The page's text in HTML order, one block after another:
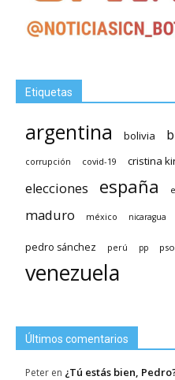
Etiquetas
argentina bolivia
corrupción covid-19 cristina
elecciones españa
maduro méxico nicaragua
pedro sánchez perú pp
venezuela
Últimos comentarios
Peter en ¿Tú estás bien,